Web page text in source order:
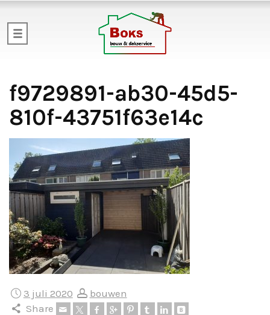
f9729891-ab30-45d5-
810f-43751f63e14c
3 juli 2020
bouwen
Share